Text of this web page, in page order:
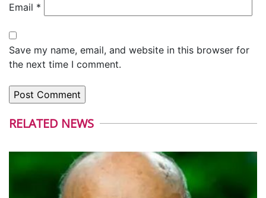
Email *
Save my name, email, and website in this browser for
the next time I comment.
RELATED NEWS